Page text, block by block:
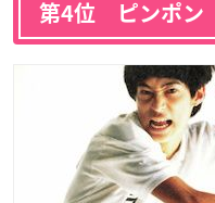
第4位 ピンポン